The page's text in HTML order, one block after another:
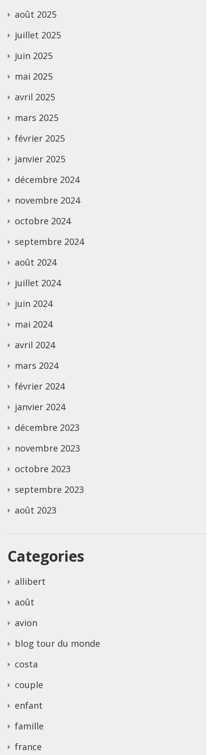
août 2025
juillet 2025
juin 2025
mai 2025
avril 2025
mars 2025
février 2025
janvier 2025
décembre 2024
novembre 2024
octobre 2024
septembre 2024
août 2024
juillet 2024
juin 2024
mai 2024
avril 2024
mars 2024
février 2024
janvier 2024
décembre 2023
novembre 2023
octobre 2023
septembre 2023
août 2023
Categories
allibert
août
avion
blog tour du monde
costa
couple
enfant
famille
france